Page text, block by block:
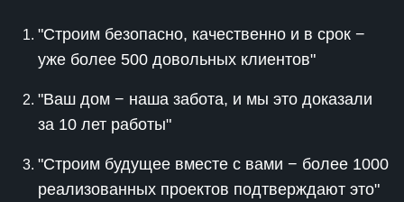
"Строим безопасно, качественно и в срок −
уже более 500 довольных клиентов"
"Ваш дом − наша забота, и мы это доказали
за 10 лет работы"
"Строим будущее вместе с вами − более 1000
реализованных проектов подтверждают это"